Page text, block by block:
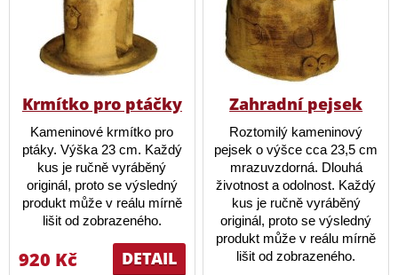
Krmítko pro ptáčky
Kameninové krmítko pro
ptáky. Výška 23 cm. Každý
kus je ručně vyráběný
originál, proto se výsledný
produkt může v reálu mírně
lišit od zobrazeného.
DETAIL
920 Kč
Zahradní pejsek
Roztomilý kameninový
pejsek o výšce cca 23,5 cm
mrazuvzdorná. Dlouhá
životnost a odolnost. Každý
kus je ručně vyráběný
originál, proto se výsledný
produkt může v reálu mírně
lišit od zobrazeného.